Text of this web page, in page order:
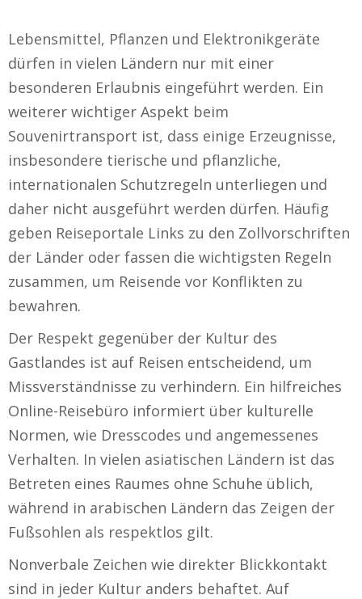
Lebensmittel, Pflanzen und Elektronikgeräte
dürfen in vielen Ländern nur mit einer
besonderen Erlaubnis eingeführt werden. Ein
weiterer wichtiger Aspekt beim
Souvenirtransport ist, dass einige Erzeugnisse,
insbesondere tierische und pflanzliche,
internationalen Schutzregeln unterliegen und
daher nicht ausgeführt werden dürfen. Häufig
geben Reiseportale Links zu den Zollvorschriften
der Länder oder fassen die wichtigsten Regeln
zusammen, um Reisende vor Konflikten zu
bewahren.
Der Respekt gegenüber der Kultur des
Gastlandes ist auf Reisen entscheidend, um
Missverständnisse zu verhindern. Ein hilfreiches
Online-Reisebüro informiert über kulturelle
Normen, wie Dresscodes und angemessenes
Verhalten. In vielen asiatischen Ländern ist das
Betreten eines Raumes ohne Schuhe üblich,
während in arabischen Ländern das Zeigen der
Fußsohlen als respektlos gilt.
Nonverbale Zeichen wie direkter Blickkontakt
sind in jeder Kultur anders behaftet. Auf